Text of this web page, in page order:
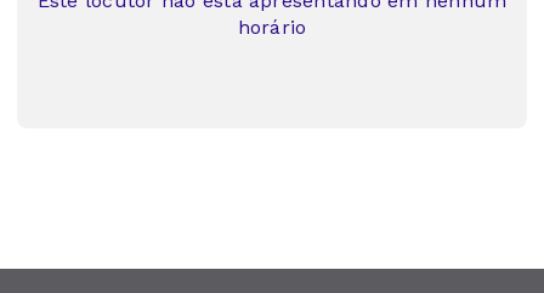
horário